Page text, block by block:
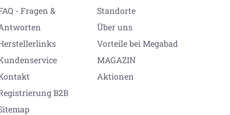
- Fragen &
B2B
Standorte
Über uns
Vorteile bei Megabad
MAGAZIN
Aktionen